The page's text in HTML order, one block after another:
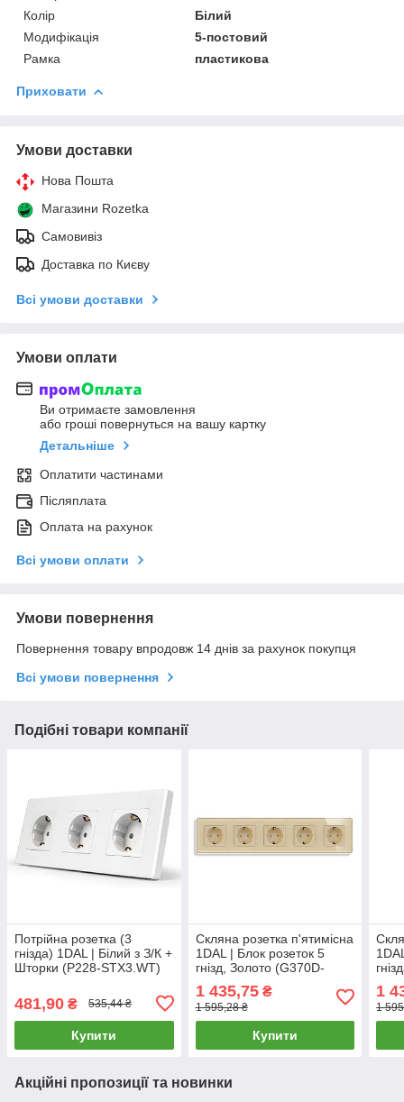
Колір
Білий
Модифікація
5-постовий
Рамка
пластикова
Приховати
Умови доставки
Нова Пошта
Магазини Rozetka
Самовивіз
Доставка по Києву
Всі умови доставки
Умови оплати
Ви отримаєте замовлення
або гроші повернуться на вашу картку
Детальніше
Оплатити частинами
Післяплата
Оплата на рахунок
Всі умови оплати
Умови повернення
Повернення товару впродовж 14 днів за рахунок покупця
Всі умови повернення
Подібні товари компанії
Потрійна розетка (3
гнізда) 1DAL | Білий з З/К +
Шторки (P228-STX3.WT)
481,90 ₴ 535,44 ₴
Купити
Скляна розетка п'ятимісна
1DAL | Блок розеток 5
гнізд, Золото (G370D-
1 435,75₴
1 595,28 ₴
Купити
1
1
Акційні пропозиції та новинки